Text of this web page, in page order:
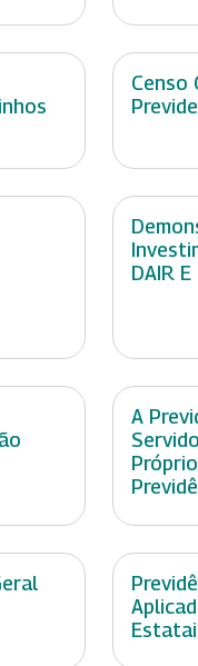
Censo
DAIR E
A